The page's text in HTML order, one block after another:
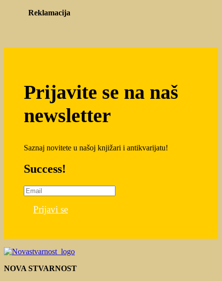
Reklamacija
Prijavite se na naš
newsletter
Saznaj novitete u našoj knjižari i antikvarijatu!
Success!
Prijavi se
NOVA STVARNOST